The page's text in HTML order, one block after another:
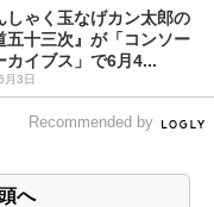
しゃく玉なげカン太郎の
五十三次』が「コンソー
カイブス」で6月4...
3日
Recommended by
へ